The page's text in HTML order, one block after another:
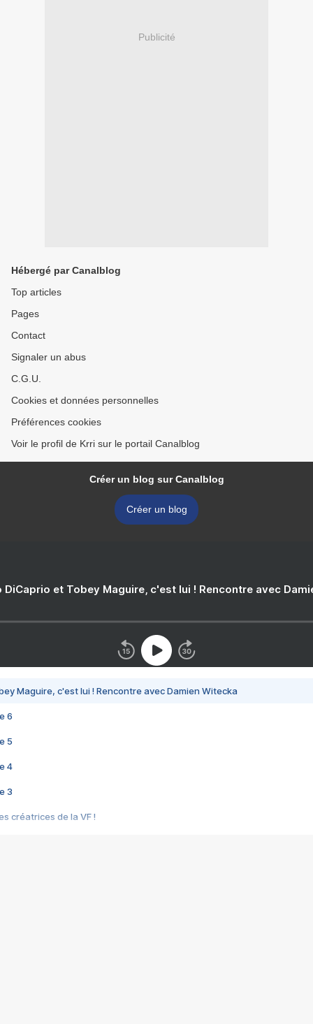
Publicité
Hébergé par Canalblog
Top articles
Pages
Contact
Signaler un abus
C.G.U.
Cookies et données personnelles
Préférences cookies
Voir le profil de Krri sur le portail Canalblog
Créer un blog sur Canalblog
Créer un blog
DiCaprio et Tobey Maguire, c'est lui ! Rencontre avec
Maguire, c'est lui ! Rencontre avec Damien Witecka
6
5
4
3
créatrices de la VF !